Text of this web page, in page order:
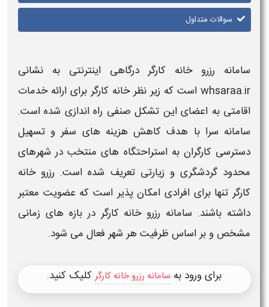
سوالات متداول
سامانه رزرو خانه کارگردرگاهی اینترنتی به نشانی
whsaraa.ir است که زیر نظرخانه کارگر برای ارائه خدمات
اقامتی به اعضای این تشکل صنفی راه اندازی شده است.
سامانه سرابا هدف کاهش هزینه های سفر و تسهیل
دسترسی کارگران به استراحتگاه های منتخب در شهرهای
محدود گردشگری و زیارتی تعریف شده است. رزرو خانه
کارگر تنها برای افرادی امکان پذیر است که عضویت معتبر
داشته باشند. سامانه رزرو خانه کارگر در بازه های زمانی
مشخص و بر اساس ظرفیت هر شهر فعال می شود.
برای ورود به سامانه رزرو خانه کارگرکلیک کنید.